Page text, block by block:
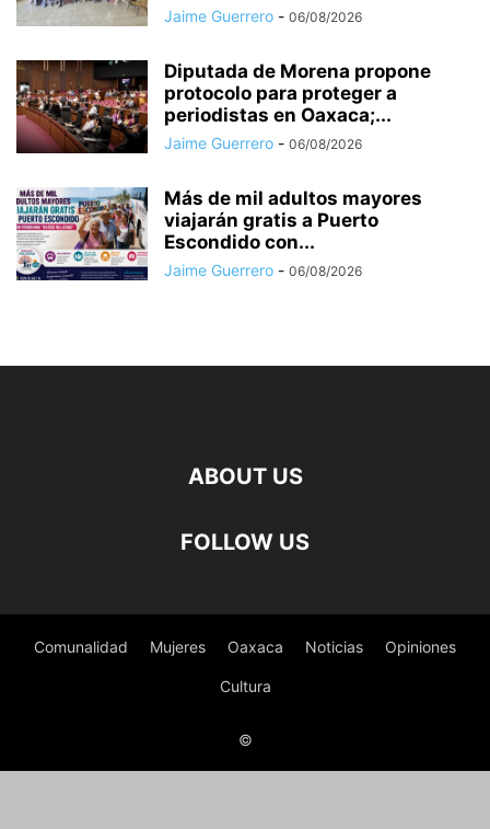
Jaime Guerrero - 06/08/2026
Diputada de Morena propone
protocolo para proteger a
periodistas en Oaxaca;...
Jaime Guerrero - 06/08/2026
Más de mil adultos mayores
viajarán gratis a Puerto
Escondido con...
Jaime Guerrero - 06/08/2026
ABOUT US
FOLLOW US
Comunalidad Mujeres Oaxaca Noticias Opiniones
Cultura
©